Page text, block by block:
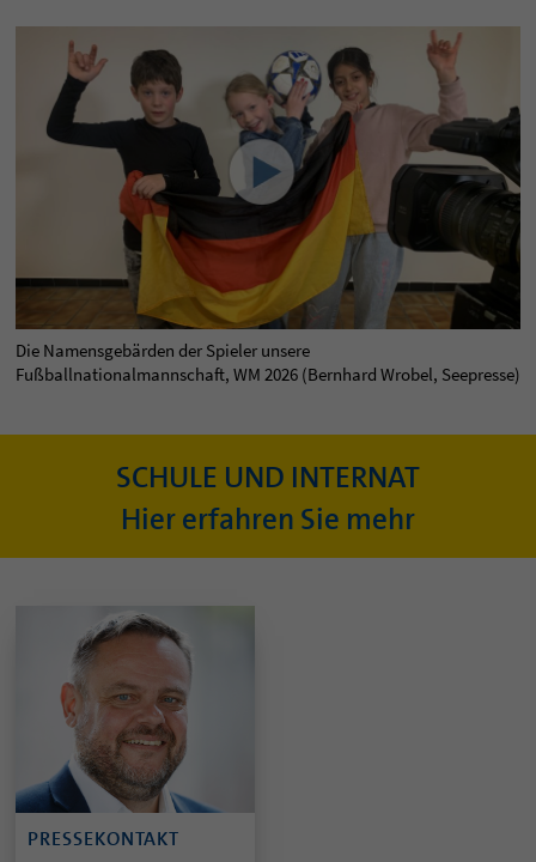
Die Namensgebärden der Spieler unsere
Fußballnationalmannschaft, WM 2026 (Bernhard Wrobel, Seepresse)
SCHULE UND INTERNAT
Hier erfahren Sie mehr
PRESSEKONTAKT